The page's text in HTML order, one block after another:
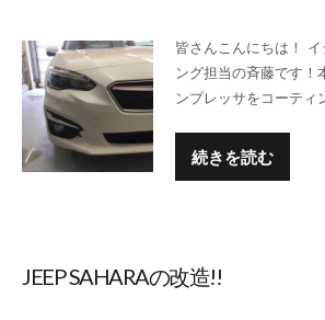
皆さんこんにちは！
ング担当の斉藤です！
ンプレッサをコーテ
続きを読む
JEEP SAHARAの改造!!